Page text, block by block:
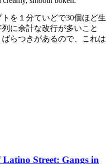
を１分ていどで30個ほど生
に余計な改行が多いこと
らつきがあるので、これは
Street: Gangs in